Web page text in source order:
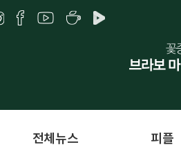
전체뉴스 피플